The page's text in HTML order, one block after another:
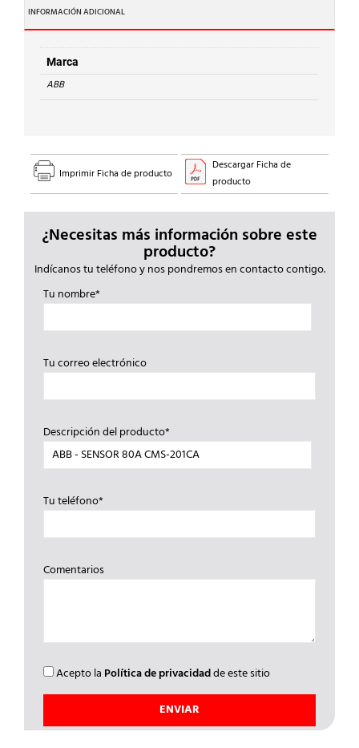
CMS-
201CA
cantidad
INFORMACIÓN ADICIONAL
Marca
ABB
Imprimir Ficha de producto
Descargar Ficha de
producto
¿Necesitas más información sobre este
producto?
Indícanos tu teléfono y nos pondremos en contacto contigo.
Tu nombre*
Tu correo electrónico
Descripción del producto*
Tu teléfono*
Comentarios
Acepto la Política de privacidadde este sitio